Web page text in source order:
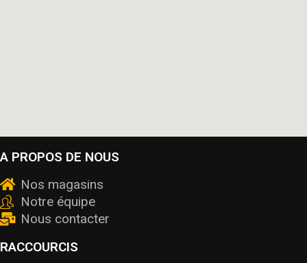
A PROPOS DE NOUS
Nos magasins
Notre équipe
Nous contacter
RACCOURCIS